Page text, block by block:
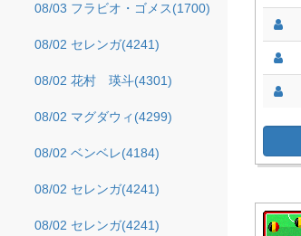
08/03 フラビオ・ゴメス(1700)
08/02 セレンガ(4241)
08/02 花村 瑛斗(4301)
08/02 マグダウィ(4299)
08/02 ベンベレ(4184)
08/02 セレンガ(4241)
08/02 セレンガ(4241)